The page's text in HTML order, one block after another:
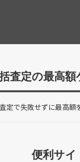
査定の最高
定で失敗せずに最高額
便利サイ